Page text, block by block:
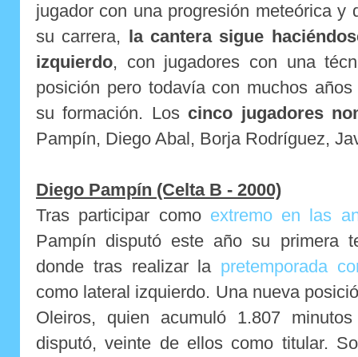
jugador con una progresión meteórica y
su carrera, la cantera sigue
izquierdo, con jugadores con una
posición pero todavía con muchos
su formación. Los cinco jugadores
Pampín, Diego Abal, Borja Rodríguez,
Diego Pampín (Celta B - 2000)
Tras participar como extremo en las
Pampín disputó este año su primera
donde tras realizar la pretemporada
como lateral izquierdo. Una nueva
Oleiros, quien acumuló 1.807
disputó, veinte de ellos como titular.